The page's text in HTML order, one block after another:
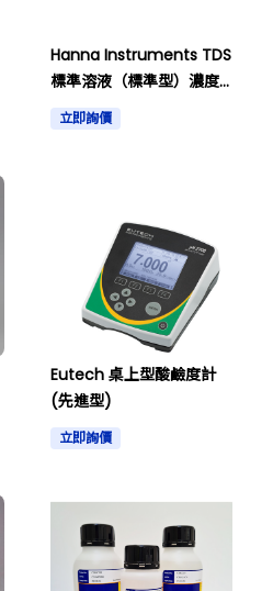
Hanna Instruments TDS
標準溶液（標準型）濃度
為1382ppm，附帶HI
70032C證書及其他內容。
立即詢價
Eutech 桌上型酸鹼度計
(先進型)
立即詢價